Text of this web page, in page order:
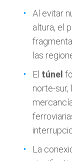
Al evitar
altura, el
las
El túnel
norte-sur,
La